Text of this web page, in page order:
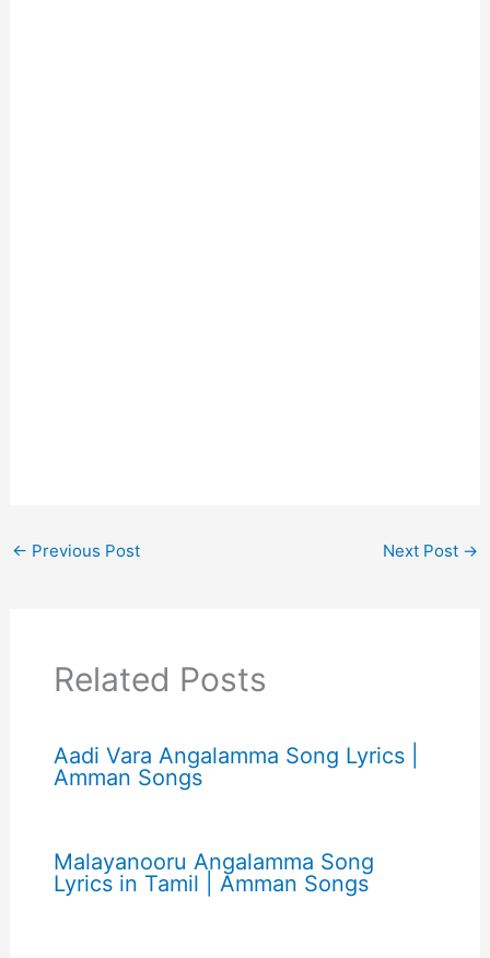
← Previous Post Next Post →
Related Posts
Aadi Vara Angalamma Song Lyrics |
Amman Songs
Malayanooru Angalamma Song
Lyrics in Tamil | Amman Songs